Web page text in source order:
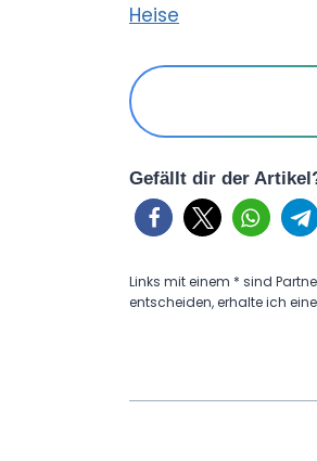
Heise
Gefällt dir der
Links mit einem * sind
entscheiden, erhalte ich